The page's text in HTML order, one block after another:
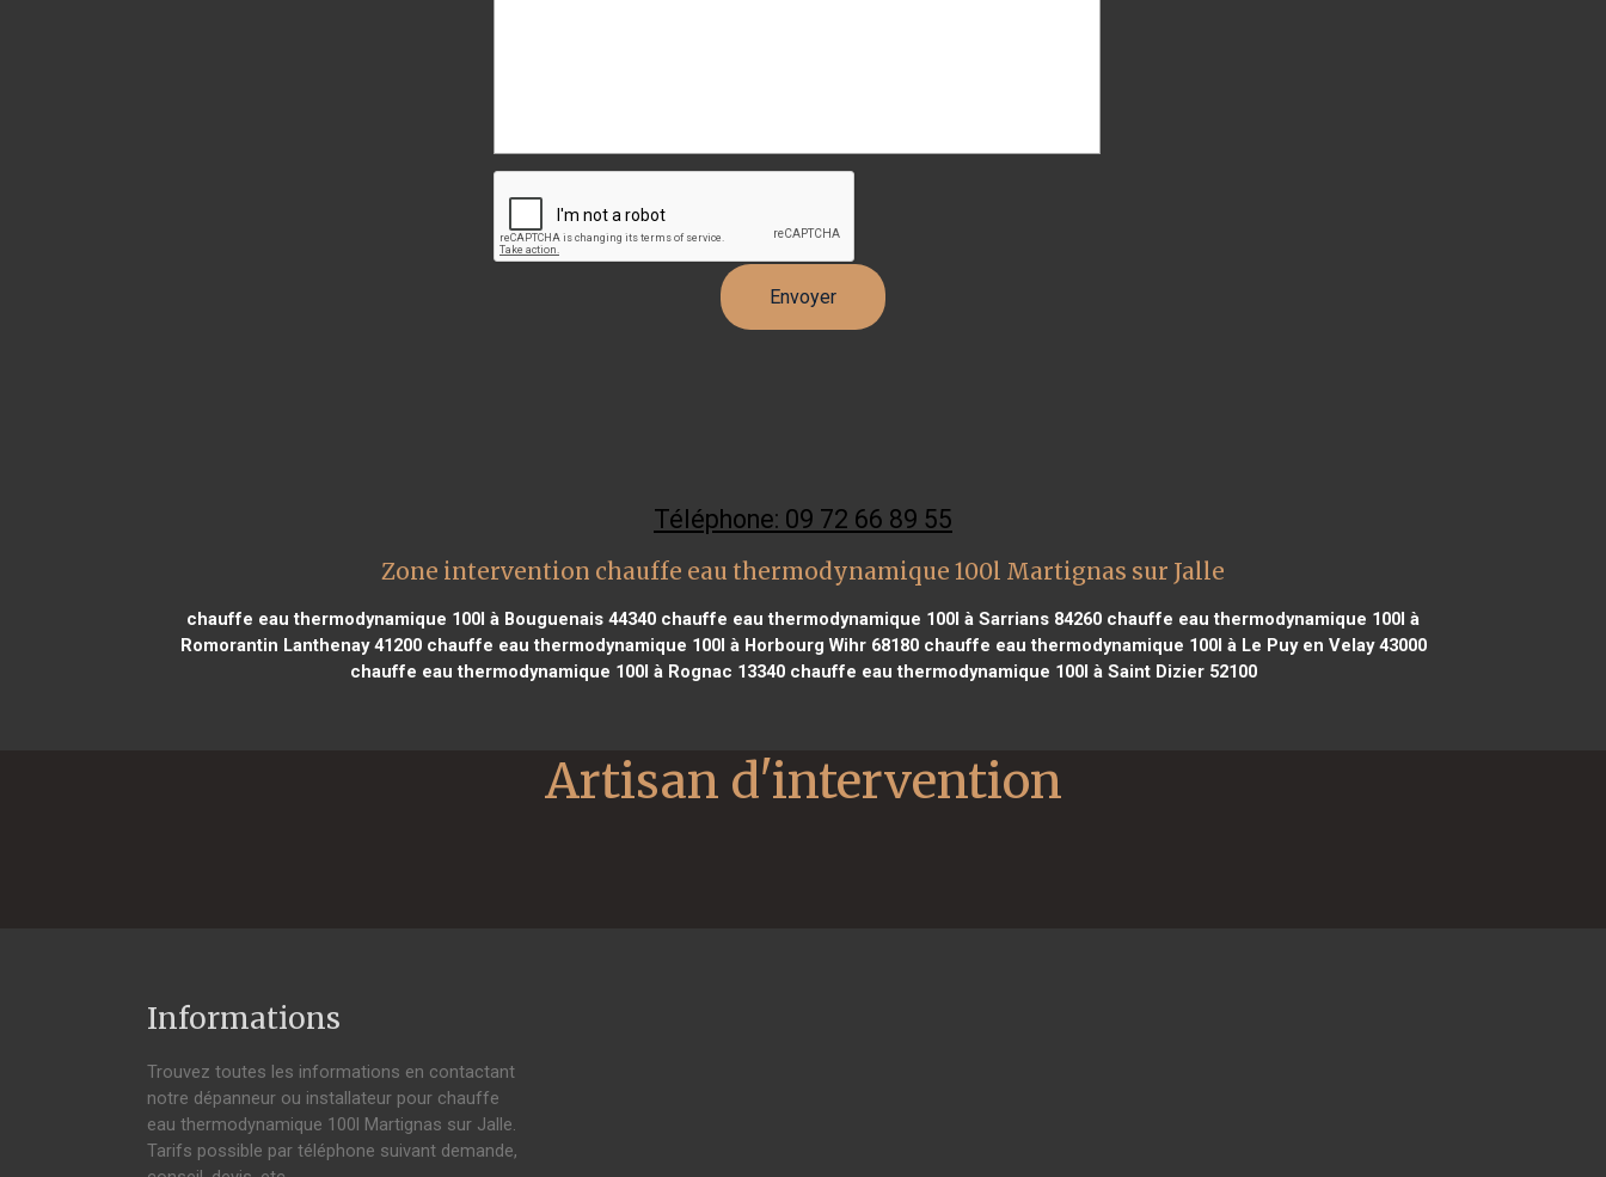
Téléphone: 09 72 66 89 55
Zone intervention chauffe eau thermodynamique 100l Martignas sur Jalle
chauffe eau thermodynamique 100l à Bouguenais 44340 chauffe eau thermodynamique 100l à Sarrians 84260 chauffe eau thermodynamique 100l à
Romorantin Lanthenay 41200chauffe eau thermodynamique 100l à Horbourg Wihr 68180chauffe eau thermodynamique 100l à Le Puy en Velay 43000
chauffe eau thermodynamique 100l à Rognac 13340chauffe eau thermodynamique 100l à Saint Dizier 52100
Informations
Trouvez toutes les informations en contactant
notre dépanneur ou installateur pour chauffe
eau thermodynamique 100l Martignas sur Jalle.
Tarifs possible par téléphone suivant demande,
Artisan d'intervention